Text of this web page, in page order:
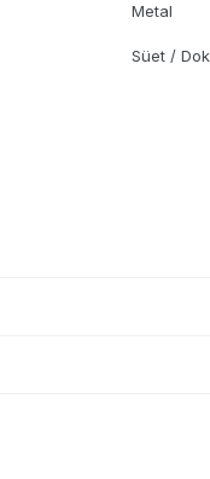
Metal
Süet /